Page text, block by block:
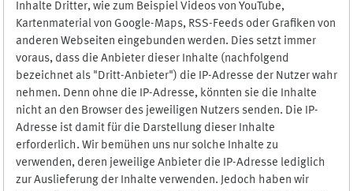
Inhalte Dritter, wie zum Beispiel Videos von YouTube,
Kartenmaterial von Google-Maps, RSS-Feeds oder Grafiken von
anderen Webseiten eingebunden werden. Dies setzt immer
voraus, dass die Anbieter dieser Inhalte (nachfolgend
bezeichnet als "Dritt-Anbieter") die IP-Adresse der Nutzer wahr
nehmen. Denn ohne die IP-Adresse, könnten sie die Inhalte
nicht an den Browser des jeweiligen Nutzers senden. Die IP-
Adresse ist damit für die Darstellung dieser Inhalte
erforderlich. Wir bemühen uns nur solche Inhalte zu
verwenden, deren jeweilige Anbieter die IP-Adresse lediglich
zur Auslieferung der Inhalte verwenden. Jedoch haben wir